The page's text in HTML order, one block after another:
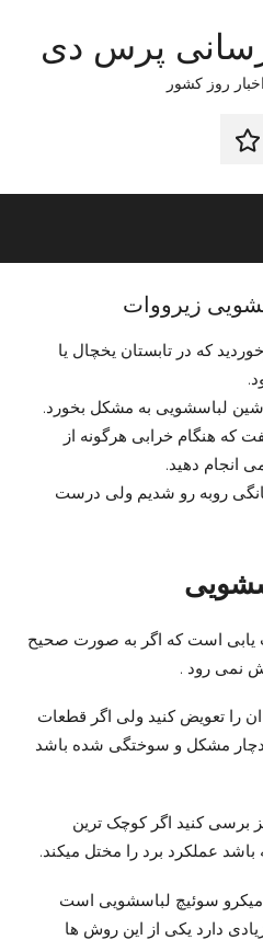
رسانی پرس دی
روز کشور
صفحه
زیرووات
که در تابستان یخچال یا
لباسشویی به مشکل بخورد.
که هنگام خرابی هرگونه از
انجام دهید.
روبه رو شدیم ولی درست
یابی است که اگر به صورت صحیح
نمی رود .
ان را تعویض کنید ولی اگر قطعات
دچار مشکل و سوختگی شده باشد
برسی کنید اگر کوچک ترین
عملکرد برد را مختل میکند.
میکرو سوئیچ لباسشویی است
دارد یکی از این روش ها